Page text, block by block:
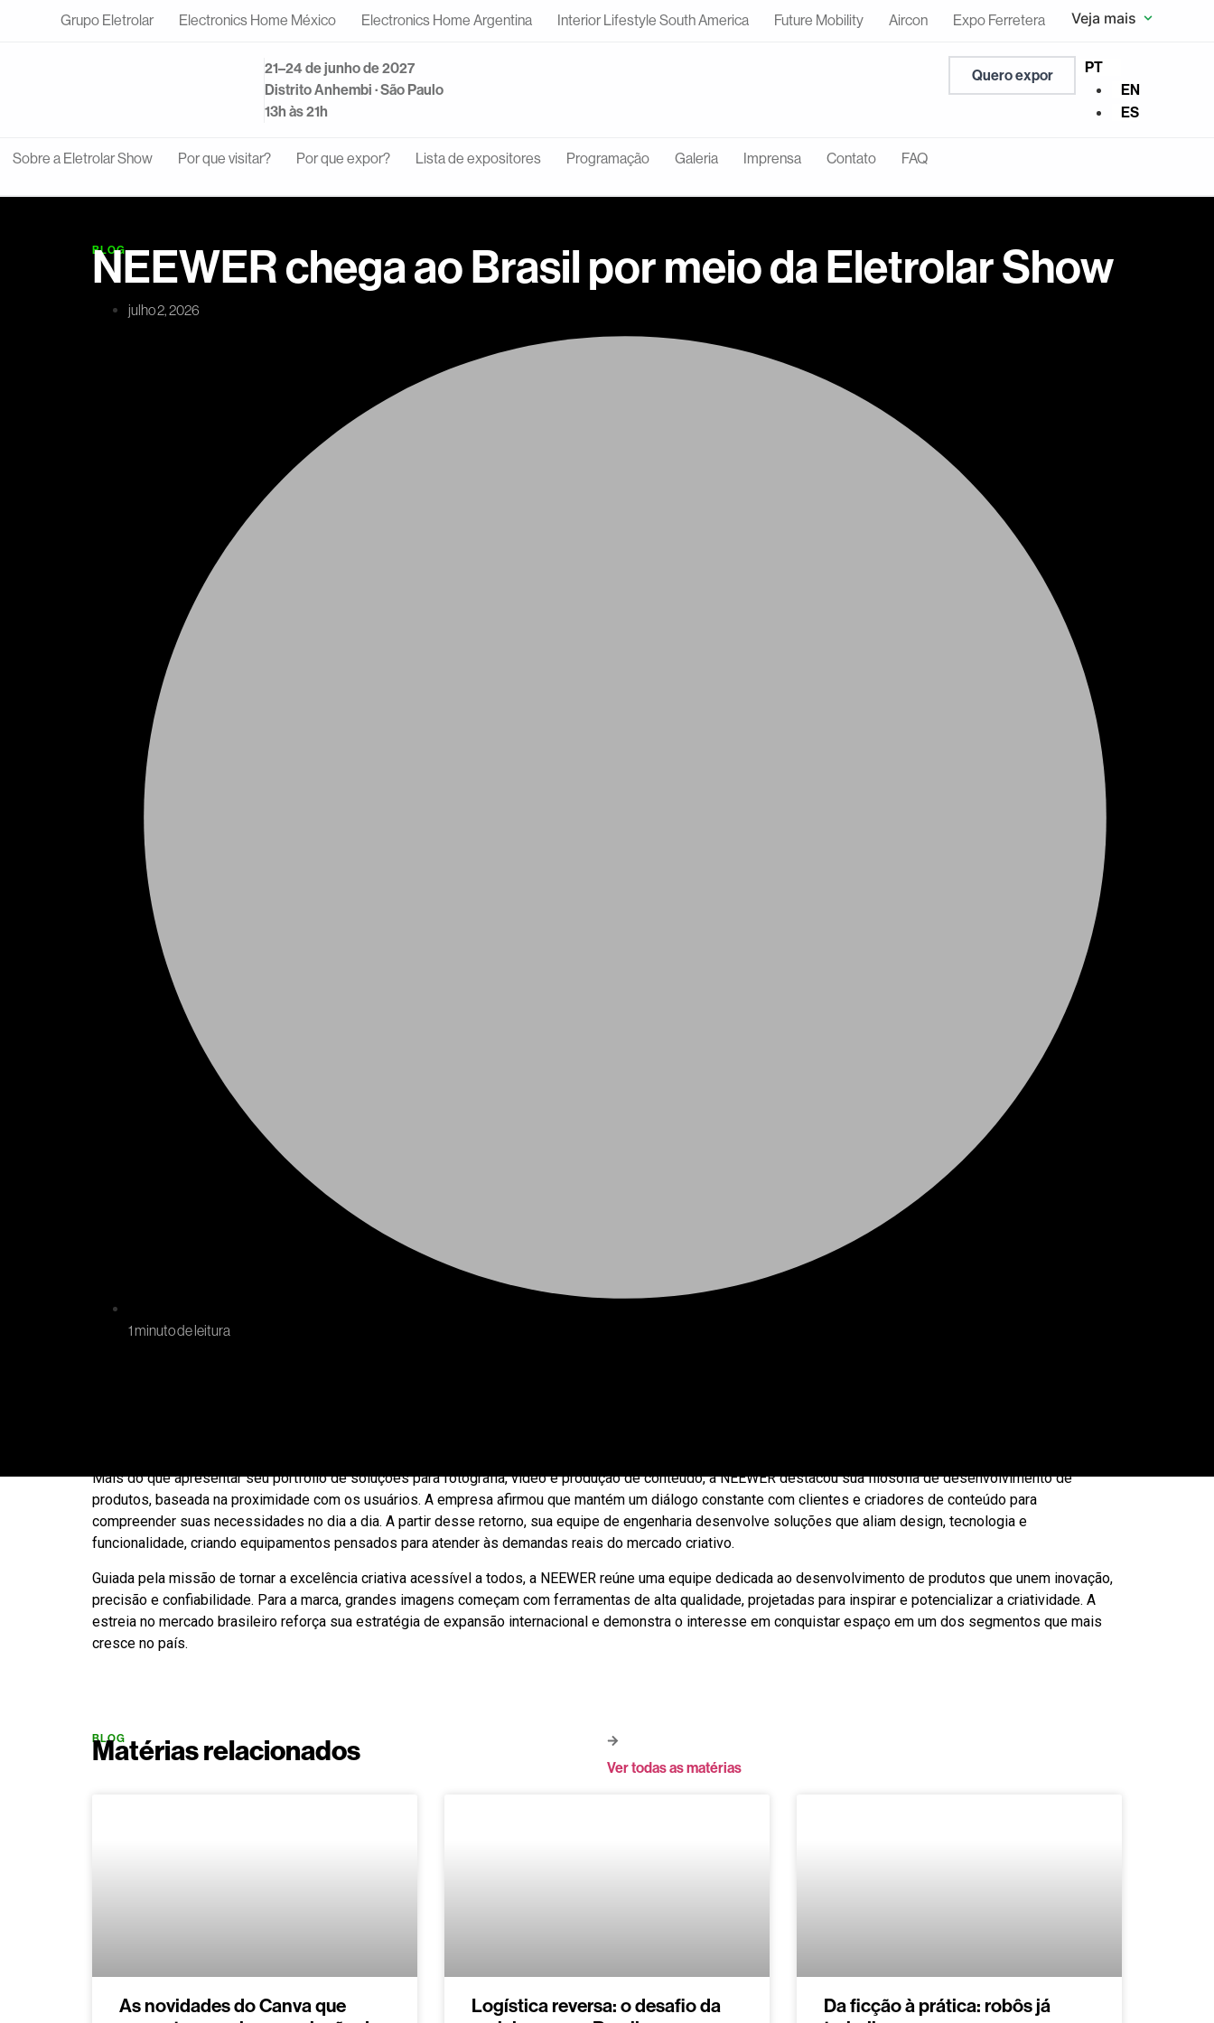
Grupo Eletrolar Electronics Home México Electronics Home Argentina Interior Lifestyle South America Future Mobility Aircon Expo Ferretera Veja mais
21–24 de junho de 2027
Distrito Anhembi · São Paulo
13h às 21h
Quero expor
PT
EN
ES
Sobre a Eletrolar Show Por que visitar? Por que expor? Lista de expositores Programação Galeria Imprensa Contato FAQ
BLOG
NEEWER chega ao Brasil por meio da Eletrolar Show
julho 2, 2026
1 minuto de leitura
Mais do que apresentar seu portfólio de soluções para fotografia, vídeo e produção de conteúdo, a NEEWER destacou sua filosofia de desenvolvimento de
produtos, baseada na proximidade com os usuários. A empresa afirmou que mantém um diálogo constante com clientes e criadores de conteúdo para
compreender suas necessidades no dia a dia. A partir desse retorno, sua equipe de engenharia desenvolve soluções que aliam design, tecnologia e
funcionalidade, criando equipamentos pensados para atender às demandas reais do mercado criativo.
Guiada pela missão de tornar a excelência criativa acessível a todos, a NEEWER reúne uma equipe dedicada ao desenvolvimento de produtos que unem inovação,
precisão e confiabilidade. Para a marca, grandes imagens começam com ferramentas de alta qualidade, projetadas para inspirar e potencializar a criatividade. A
estreia no mercado brasileiro reforça sua estratégia de expansão internacional e demonstra o interesse em conquistar espaço em um dos segmentos que mais
cresce no país.
BLOG
Matérias relacionados
Ver todas as matérias
As novidades do Canva que
Logística reversa: o desafio da
Da ficção à prática: robôs já